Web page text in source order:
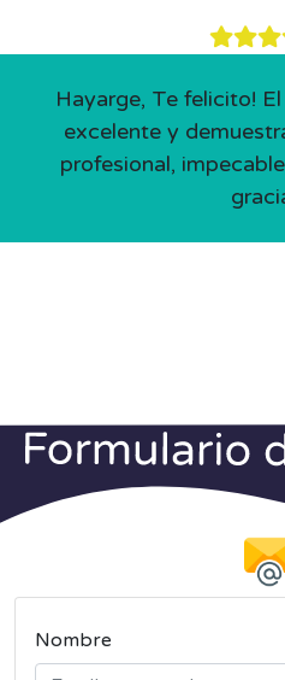
Hayarge, Te felicito!
excelente y
profesional,
Nombre